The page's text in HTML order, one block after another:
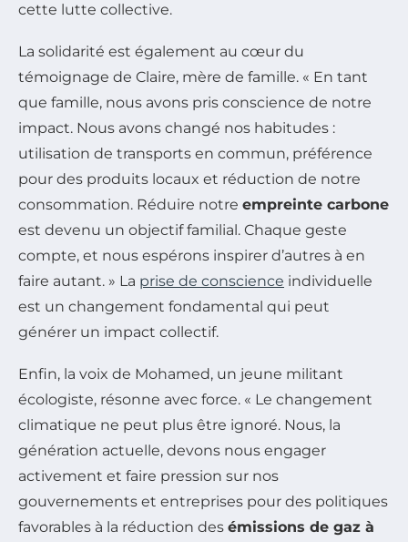
cette lutte collective.
La solidarité est également au cœur du
témoignage de Claire, mère de famille. « En tant
que famille, nous avons pris conscience de notre
impact. Nous avons changé nos habitudes :
utilisation de transports en commun, préférence
pour des produits locaux et réduction de notre
consommation. Réduire notre empreinte carbone
est devenu un objectif familial. Chaque geste
compte, et nous espérons inspirer d’autres à en
faire autant. » La prise de conscience individuelle
est un changement fondamental qui peut
générer un impact collectif.
Enfin, la voix de Mohamed, un jeune militant
écologiste, résonne avec force. « Le changement
climatique ne peut plus être ignoré. Nous, la
génération actuelle, devons nous engager
activement et faire pression sur nos
gouvernements et entreprises pour des politiques
favorables à la réduction des émissions de gaz à